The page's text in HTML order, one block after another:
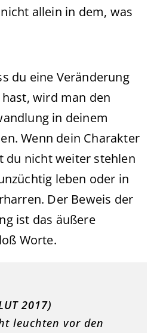
allein in dem, was
du eine Veränderung
wird man den
in deinem
Wenn dein Charakter
du nicht weiter stehlen
leben oder in
Der Beweis der
ist das äußere
Worte.
2017)
leuchten vor den